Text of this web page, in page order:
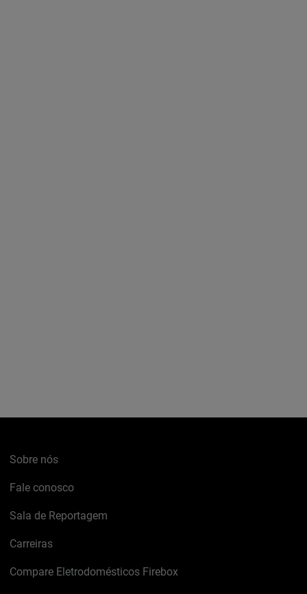
Sobre nós
Fale conosco
Sala de Reportagem
Carreiras
Compare Eletrodomésticos Firebox